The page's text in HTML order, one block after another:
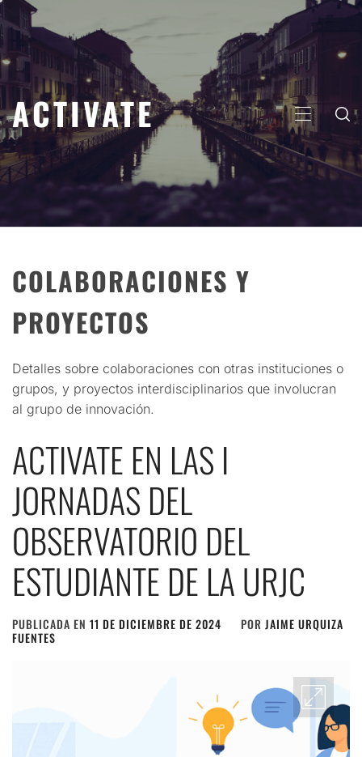
Saltar
al
contenido
ACTIVATE
MENÚ
COLABORACIONES Y
PROYECTOS
Detalles sobre colaboraciones con otras instituciones o
grupos, y proyectos interdisciplinarios que involucran
al grupo de innovación.
ACTIVATE EN LAS I
JORNADAS DEL
OBSERVATORIO DEL
ESTUDIANTE DE LA URJC
PUBLICADA EN 11 DE DICIEMBRE DE 2024 POR JAIME URQUIZA
FUENTES